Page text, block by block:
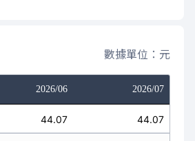
數據單位：元
2026/06 2026/07
44.07 44.07